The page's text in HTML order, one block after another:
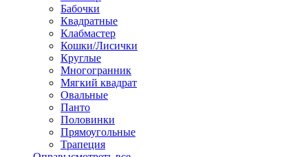
Бабочки
Квадратные
Клабмастер
Кошки/Лисички
Круглые
Многогранник
Мягкий квадрат
Овальные
Панто
Половинки
Прямоугольные
Трапеция